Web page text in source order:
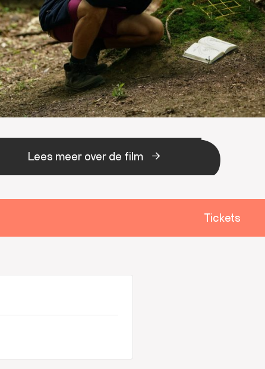
Lees meer over de film
Tickets